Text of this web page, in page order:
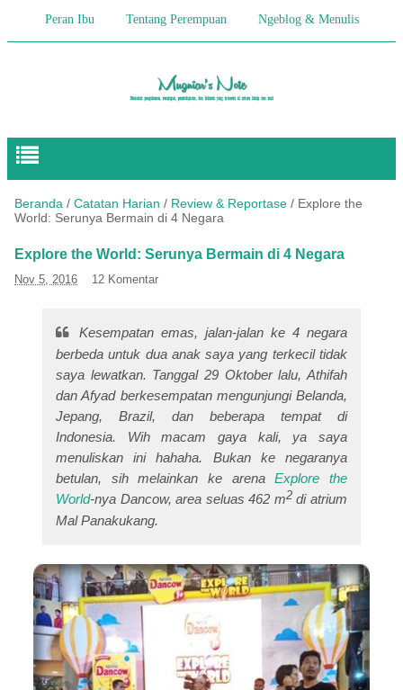
Peran Ibu Tentang Perempuan Ngeblog & Menulis
Pendidikan Anak
Beranda / Catatan Harian / Review & Reportase / Explore the
World: Serunya Bermain di 4 Negara
Explore the World: Serunya Bermain di 4 Negara
Nov 5, 2016 12 Komentar
Kesempatan emas, jalan-jalan ke 4 negara
berbeda untuk dua anak saya yang terkecil tidak
saya lewatkan. Tanggal 29 Oktober lalu, Athifah
dan Afyad berkesempatan mengunjungi Belanda,
Jepang, Brazil, dan beberapa tempat di
Indonesia. Wih macam gaya kali, ya saya
menuliskan ini hahaha. Bukan ke negaranya
betulan, sih melainkan ke arenaExplore the
World-nya Dancow, area seluas 462 m2di atrium
Mal Panakukang.